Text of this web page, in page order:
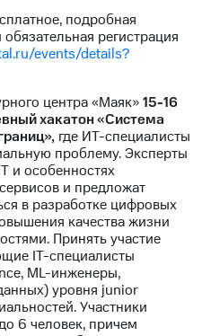
подробная
регистрация
events/details?
центра «Маяк»15-16
хакатон «Система
где ИТ-специалисты
проблему. Эксперты
и особенностях
и предложат
в разработке цифровых
качества жизни
Принять участие
IT-специалисты
ML-инженеры,
уровня junior
Участники
6 человек, причем